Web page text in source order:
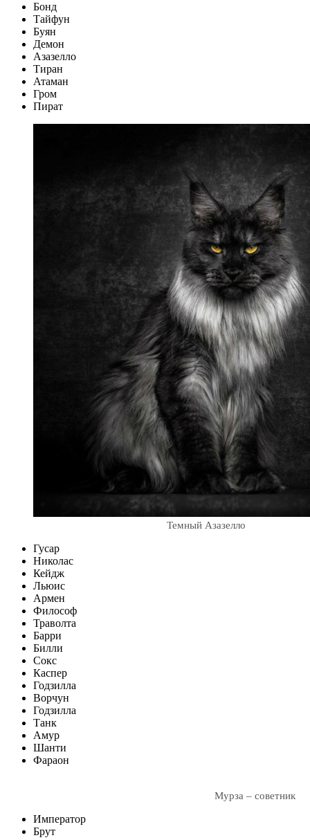
Бонд
Тайфун
Буян
Демон
Азазелло
Тиран
Атаман
Гром
Пират
Темный Азазелло
Гусар
Николас
Кейдж
Льюис
Армен
Философ
Траволта
Барри
Билли
Сокс
Каспер
Годзилла
Ворчун
Годзилла
Танк
Амур
Шанти
Фараон
Мурза – советник
Император
Брут